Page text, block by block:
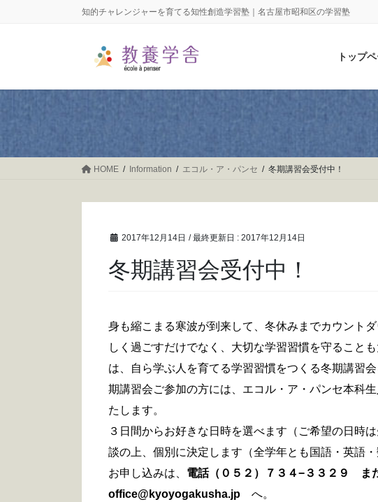
に
ョ
動
知的チャレンジャーを育てる知性創造学習塾｜名古屋市昭和区の学習塾
トップ
HOME Information エコル・ア・パンセ 冬期講習会受付中！
2017年12月14日 / 最終更新日 :2017年12月14日
冬期講習会受付中！
身も縮こまる寒波が到来して、冬休みまでカウント
しく過ごすだけでなく、大切な学習習慣を守ること
は、自ら学ぶ人を育てる学習習慣をつくる冬期講習
期講習会ご参加の方には、エコル・ア・パンセ本科
たします。
３日間からお好きな日時を選べます（ご希望の日時
談の上、個別に決定します（全学年とも国語・英語
お申し込みは、 電話（０５２）７３４−３３２９
office@kyoyogakusha.jp へ。